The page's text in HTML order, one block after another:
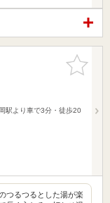
お気に入
りに追加
駅より車で3分・徒歩20
つるつるとした湯が楽